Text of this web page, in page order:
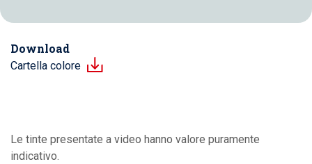
Download
Cartella colore
Le tinte presentate a video hanno valore puramente
indicativo.